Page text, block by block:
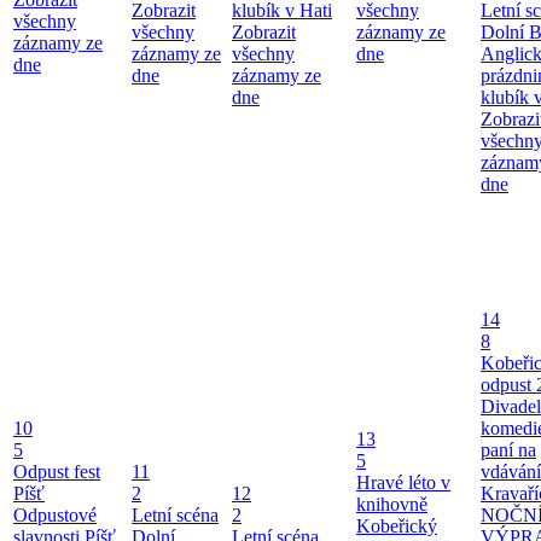
všechny
záznamy ze
dne
Zobrazit
všechny
záznamy ze
dne
klubík v Hati
Zobrazit
všechny
záznamy ze
dne
všechny
záznamy ze
dne
Letní
Dolní
klubík
dne
10
5
Odpust fest
Píšť
Odpustové
11
2
Letní scéna
12
2
13
5
Hravé léto v
knihovně
Kobeřický
14
8
odpust
paní na